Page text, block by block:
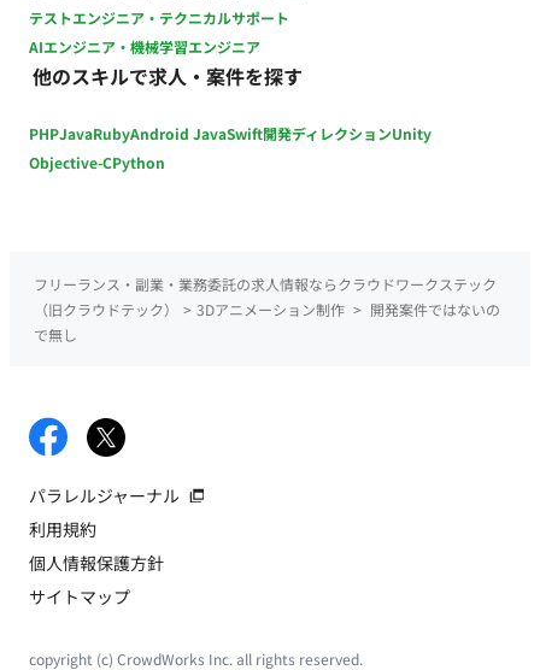
テストエンジニア・テクニカルサポート
AIエンジニア・機械学習エンジニア
他のスキルで求人・案件を探す
PHPJavaRubyAndroid JavaSwift開発ディレクションUnity
Objective-CPython
フリーランス・副業・業務委託の求人情報ならクラウドワークステック
（旧クラウドテック）
> 3Dアニメーション制作 > 開発案件ではないの
で無し
パラレルジャーナル
利用規約
個人情報保護方針
サイトマップ
copyright (c) CrowdWorks Inc. all rights reserved.